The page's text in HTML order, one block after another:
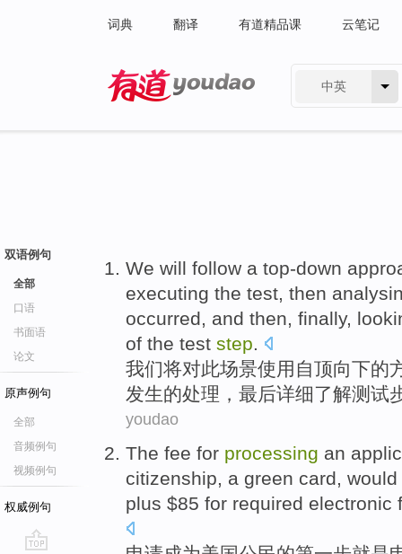
词典 翻译 有道精品课 云笔记
中英
双语例句
全部
口语
书面语
论文
原声例句
全部
音频例句
视频例句
权威例句
We will follow a top-down
executing the test, then
occurred, and then, finally,
of the test step.
我们将对此场景使用自顶向下的
发生的处理 ， 最后详细了解测试
youdao
The fee for processing an
citizenship, a green card,
plus $85 for required electronic